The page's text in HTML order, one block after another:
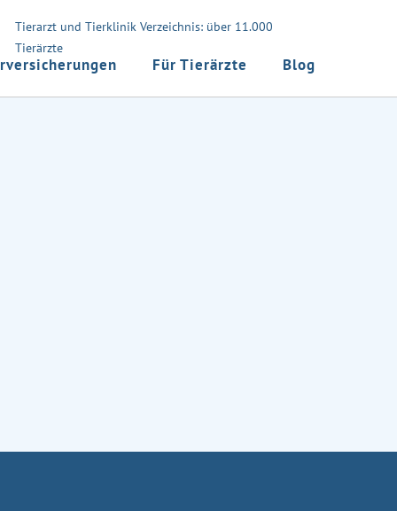
Tierarzt und Tierklinik Verzeichnis: über 11.000
Tierärzte
Für Tierärzte Blog